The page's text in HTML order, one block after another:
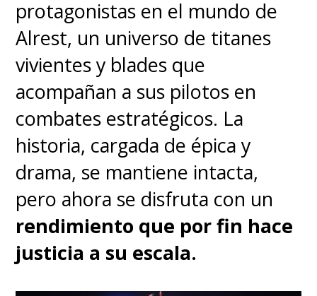
prohibido comer ahí y en el
caso de los líquidos, pueden
mantenerse envasos con tapa
y siempre dejados en el piso
Lo primero para evitar grasa
excesiva en los accesorios y lo
segundo para prevenir
accidentes.
Esta Arena Gamer está abierta
protagonistas en el mundo de
Alrest, un universo de titanes
vivientes y blades que
acompañan a sus pilotos en
combates estratégicos. La
historia, cargada de épica y
drama, se mantiene intacta,
pero ahora se disfruta con un
rendimiento que por fin hace
justicia a su escala.